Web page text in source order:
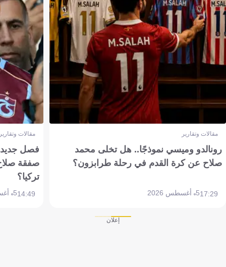
مقالات وتقارير
رونالدو وميسي نموذجًا.. هل تخلى محمد
صلاح عن كرة القدم في رحلة طرابزون؟
17:295 أغسطس 2026
مقالات
فصل جديد
صفقة
تركيا؟
14:495 أغسطس 2026
إعلان